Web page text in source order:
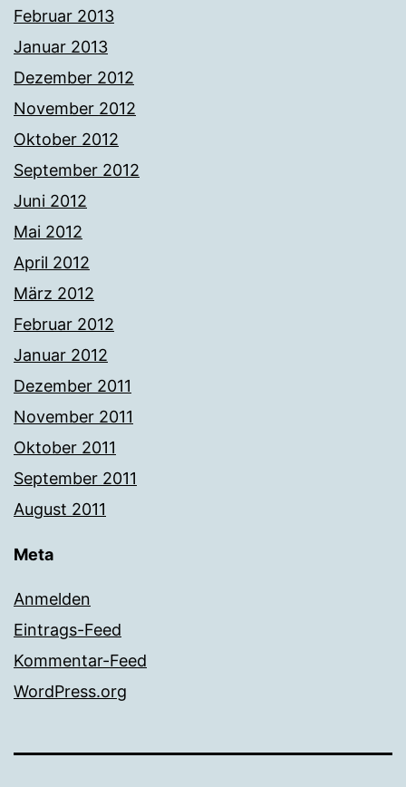
Februar 2013
Januar 2013
Dezember 2012
November 2012
Oktober 2012
September 2012
Juni 2012
Mai 2012
April 2012
März 2012
Februar 2012
Januar 2012
Dezember 2011
November 2011
Oktober 2011
September 2011
August 2011
Meta
Anmelden
Eintrags-Feed
Kommentar-Feed
WordPress.org